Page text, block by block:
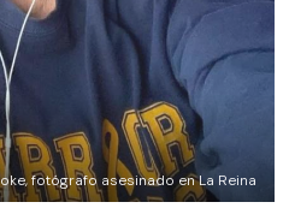
fotógrafo asesinado en La Reina